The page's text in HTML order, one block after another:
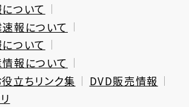
ついて
報について
ついて
報について
立ちリンク集
DVD販売情報